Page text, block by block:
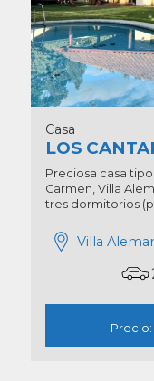
Casa
LOS
Preciosa casa
Carmen, Villa
tres dormitorios
Villa
Precio: